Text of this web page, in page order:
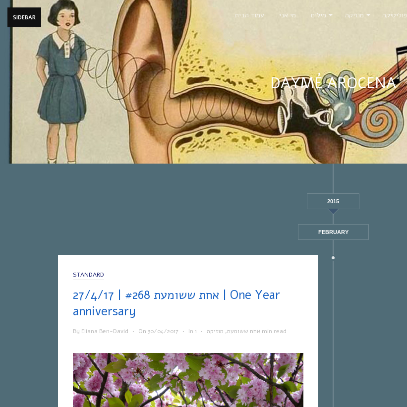
SIDEBAR עמוד הבית מי אני מילים מוזיקה פוליטיקה
DAYMÉ AROCENA
2015
FEBRUARY
STANDARD
אחת ששומעת #268 | 27/4/17 | One Year
anniversary
By Eliana Ben-David • On 30/04/2017 • In אחת ששומעת, מוזיקה • 1 min read